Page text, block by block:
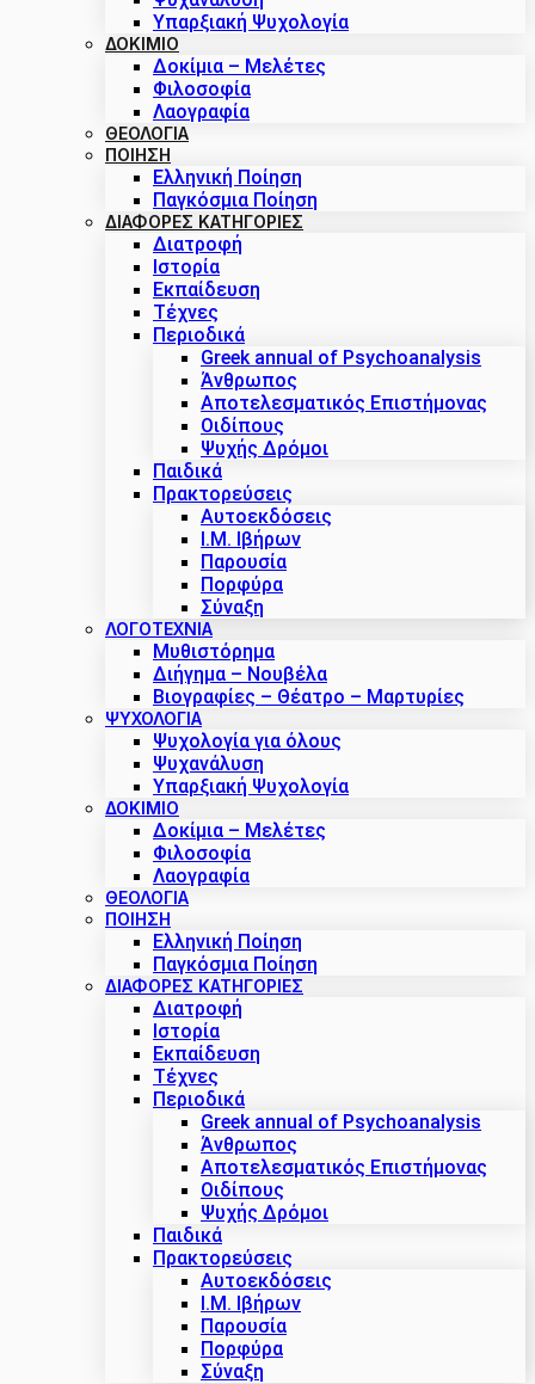
Υπαρξιακή Ψυχολογία
ΔΟΚΊΜΙΟ
Δοκίμια – Μελέτες
Φιλοσοφία
Λαογραφία
ΘΕΟΛΟΓΙΑ
ΠΟΙΗΣΗ
Ελληνική Ποίηση
Παγκόσμια Ποίηση
ΔΙΑΦΟΡΕΣ ΚΑΤΗΓΟΡΙΕΣ
Διατροφή
Ιστορία
Εκπαίδευση
Τέχνες
Περιοδικά
Greek annual of Psychoanalysis
Άνθρωπος
Αποτελεσματικός Επιστήμονας
Οιδίπους
Ψυχής Δρόμοι
Παιδικά
Πρακτoρεύσεις
Αυτοεκδόσεις
Ι.Μ. Ιβήρων
Παρουσία
Πορφύρα
Σύναξη
ΛΟΓΟΤΕΧΝΙΑ
Μυθιστόρημα
Διήγημα – Νουβέλα
Βιογραφίες – Θέατρο – Μαρτυρίες
ΨΥΧΟΛΟΓΙΑ
Ψυχολογία για όλους
Ψυχανάλυση
Υπαρξιακή Ψυχολογία
ΔΟΚΊΜΙΟ
Δοκίμια – Μελέτες
Φιλοσοφία
Λαογραφία
ΘΕΟΛΟΓΙΑ
ΠΟΙΗΣΗ
Ελληνική Ποίηση
Παγκόσμια Ποίηση
ΔΙΑΦΟΡΕΣ ΚΑΤΗΓΟΡΙΕΣ
Διατροφή
Ιστορία
Εκπαίδευση
Τέχνες
Περιοδικά
Greek annual of Psychoanalysis
Άνθρωπος
Αποτελεσματικός Επιστήμονας
Οιδίπους
Ψυχής Δρόμοι
Παιδικά
Πρακτoρεύσεις
Αυτοεκδόσεις
Ι.Μ. Ιβήρων
Παρουσία
Πορφύρα
Σύναξη